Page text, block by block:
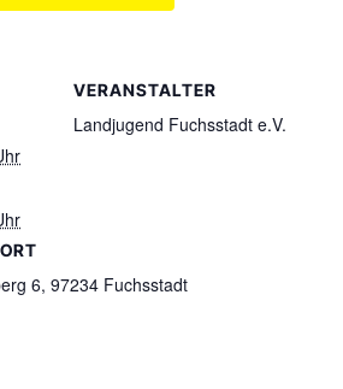
6, 97234 Fuchsstadt
VERANSTALTER
Landjugend Fuchsstadt e.V.